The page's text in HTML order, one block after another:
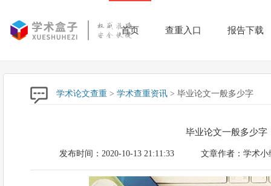
首页 查重入口 报告下载
学术论文查重 > 学术查重资讯 > 毕业论文一般多少字
毕业论文一般多少字
发布时间：2020-10-13 21:11:33 文章作者：学术小